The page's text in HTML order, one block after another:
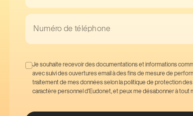
Numéro de téléphone
Je souhaite recevoir des documentations et informations
avec suivi des ouvertures email à des fins de mesure de
traitement de mes données selon la politique de protection
caractère personnel d’Eudonet, et peux me désabonner à tout